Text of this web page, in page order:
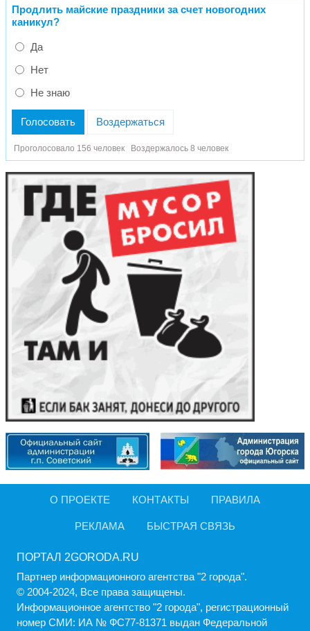
Продлить майские праздники за счет новогодних
каникул?
Да
Нет
Не знаю
Голосовать Воздержаться
Проголосовало 156 человек Воздержалось 8 человек
О ПРОЕКТЕ КОНТАКТЫ ПРАВИЛА
РЕКЛАМА БЫСТРАЯ СВЯЗЬ
ПОРТАЛ 2GORODA.RU
Партнер информационного агентства "2 города".
© 2004-2024, Все права защищены.
Информационное агентство "2 города", регистрационный
номер СМИ: ИА № ФС77-81371 выдан Федеральной